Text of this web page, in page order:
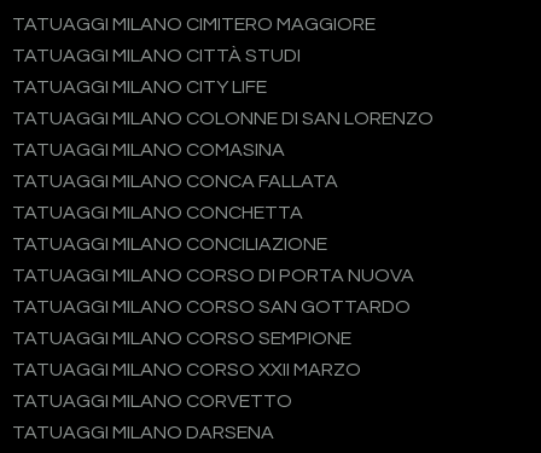
TATUAGGI MILANO CIMITERO MAGGIORE
TATUAGGI MILANO CITTÀ STUDI
TATUAGGI MILANO CITY LIFE
TATUAGGI MILANO COLONNE DI SAN LORENZO
TATUAGGI MILANO COMASINA
TATUAGGI MILANO CONCA FALLATA
TATUAGGI MILANO CONCHETTA
TATUAGGI MILANO CONCILIAZIONE
TATUAGGI MILANO CORSO DI PORTA NUOVA
TATUAGGI MILANO CORSO SAN GOTTARDO
TATUAGGI MILANO CORSO SEMPIONE
TATUAGGI MILANO CORSO XXII MARZO
TATUAGGI MILANO CORVETTO
TATUAGGI MILANO DARSENA